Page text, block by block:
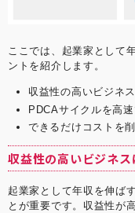
ここでは、起業家として
ントを紹介します。
収益性の高いビジネ
PDCAサイクルを高
できるだけコストを
収益性の高いビジネ
起業家として年収を伸ば
とが重要です。収益性が